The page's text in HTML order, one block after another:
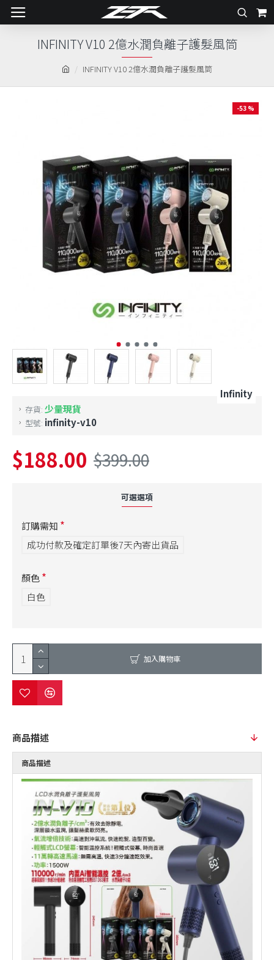
INFINITY V10 2億水潤負離子護髮風筒
INFINITY V10 2億水潤負離子護髮風筒
-53 %
存貨: 少量現貨
型號: infinity-v10
Infinity
$188.00 $399.00
可選選項
訂購需知
成功付款及確定訂單後7天內寄出貨品
顏色
白色
加入購物車
商品描述
商品描述